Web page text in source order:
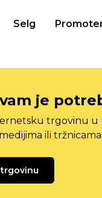
Selg
je
trgovinu u
ili tržnicama.